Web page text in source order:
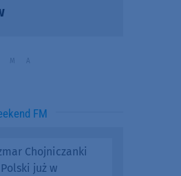
FM
Chojniczanki
już w